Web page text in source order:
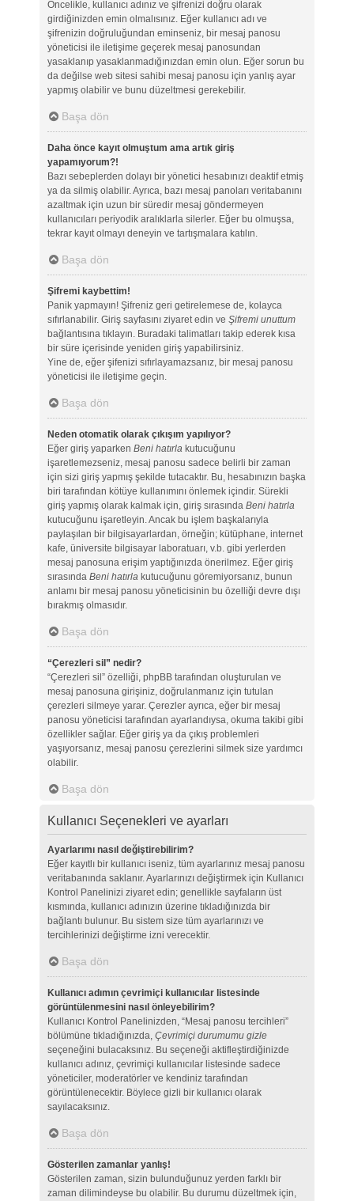
Öncelikle, kullanıcı adınız ve şifrenizi doğru olarak
girdiğinizden emin olmalısınız. Eğer kullanıcı adı ve
şifrenizin doğruluğundan eminseniz, bir mesaj panosu
yöneticisi ile iletişime geçerek mesaj panosundan
yasaklanıp yasaklanmadığınızdan emin olun. Eğer sorun bu
da değilse web sitesi sahibi mesaj panosu için yanlış ayar
yapmış olabilir ve bunu düzeltmesi gerekebilir.
Başa dön
Daha önce kayıt olmuştum ama artık giriş
yapamıyorum?!
Bazı sebeplerden dolayı bir yönetici hesabınızı deaktif etmiş
ya da silmiş olabilir. Ayrıca, bazı mesaj panoları veritabanını
azaltmak için uzun bir süredir mesaj göndermeyen
kullanıcıları periyodik aralıklarla silerler. Eğer bu olmuşsa,
tekrar kayıt olmayı deneyin ve tartışmalara katılın.
Başa dön
Şifremi kaybettim!
Panik yapmayın! Şifreniz geri getirelemese de, kolayca
sıfırlanabilir. Giriş sayfasını ziyaret edin ve Şifremi unuttum
bağlantısına tıklayın. Buradaki talimatları takip ederek kısa
bir süre içerisinde yeniden giriş yapabilirsiniz.
Yine de, eğer şifenizi sıfırlayamazsanız, bir mesaj panosu
yöneticisi ile iletişime geçin.
Başa dön
Neden otomatik olarak çıkışım yapılıyor?
Eğer giriş yaparken Beni hatırlakutucuğunu
işaretlemezseniz, mesaj panosu sadece belirli bir zaman
için sizi giriş yapmış şekilde tutacaktır. Bu, hesabınızın başka
biri tarafından kötüye kullanımını önlemek içindir. Sürekli
giriş yapmış olarak kalmak için, giriş sırasında Beni hatırla
kutucuğunu işaretleyin. Ancak bu işlem başkalarıyla
paylaşılan bir bilgisayarlardan, örneğin; kütüphane, internet
kafe, üniversite bilgisayar laboratuarı, v.b. gibi yerlerden
mesaj panosuna erişim yaptığınızda önerilmez. Eğer giriş
sırasında Beni hatırlakutucuğunu göremiyorsanız, bunun
anlamı bir mesaj panosu yöneticisinin bu özelliği devre dışı
bırakmış olmasıdır.
Başa dön
“Çerezleri sil” nedir?
“Çerezleri sil” özelliği, phpBB tarafından oluşturulan ve
mesaj panosuna girişiniz, doğrulanmanız için tutulan
çerezleri silmeye yarar. Çerezler ayrıca, eğer bir mesaj
panosu yöneticisi tarafından ayarlandıysa, okuma takibi gibi
özellikler sağlar. Eğer giriş ya da çıkış problemleri
yaşıyorsanız, mesaj panosu çerezlerini silmek size yardımcı
olabilir.
Başa dön
Kullanıcı Seçenekleri ve ayarları
Ayarlarımı nasıl değiştirebilirim?
Eğer kayıtlı bir kullanıcı iseniz, tüm ayarlarınız mesaj panosu
veritabanında saklanır. Ayarlarınızı değiştirmek için Kullanıcı
Kontrol Panelinizi ziyaret edin; genellikle sayfaların üst
kısmında, kullanıcı adınızın üzerine tıkladığınızda bir
bağlantı bulunur. Bu sistem size tüm ayarlarınızı ve
tercihlerinizi değiştirme izni verecektir.
Başa dön
Kullanıcı adımın çevrimiçi kullanıcılar listesinde
görüntülenmesini nasıl önleyebilirim?
Kullanıcı Kontrol Panelinizden, “Mesaj panosu tercihleri”
bölümüne tıkladığınızda, Çevrimiçi durumumu gizle
seçeneğini bulacaksınız. Bu seçeneği aktifleştirdiğinizde
kullanıcı adınız, çevrimiçi kullanıcılar listesinde sadece
yöneticiler, moderatörler ve kendiniz tarafından
görüntülenecektir. Böylece gizli bir kullanıcı olarak
sayılacaksınız.
Başa dön
Gösterilen zamanlar yanlış!
Gösterilen zaman, sizin bulunduğunuz yerden farklı bir
zaman dilimindeyse bu olabilir. Bu durumu düzeltmek için,